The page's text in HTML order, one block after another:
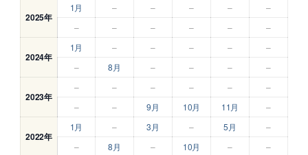
2025年
1月 – – – –
–
–
– – – – –
2024年
1月 – – – –
–
–
8月 – – – –
2023年
– – – – –
–
–
– 9月 10月 11月 –
2022年
1月 – 3月 – 5月
–
–
8月 – 10月 – –